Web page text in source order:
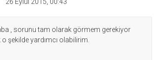
, sorunu tam olarak görmem gerekiyor
şekilde yardımcı olabilirim.